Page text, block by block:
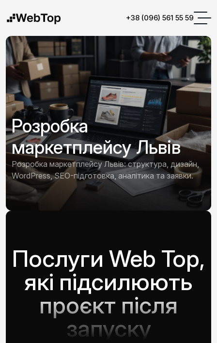
+38 (096) 561 55 59
Розробка
маркетплейсу Львів
Розробка маркетплейсу Львів: структура, дизайн,
WordPress, SEO-підготовка, аналітика та заявки.
Послуги Web Top,
які підсилюють
проєкт після
запуску